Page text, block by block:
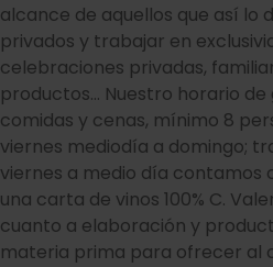
alcance de aquellos que así lo
privados y trabajar en
celebraciones privadas,
productos… Nuestro horario
comidas y cenas, mínimo 8
viernes mediodía a domingo;
viernes a medio día contamos
una carta de vinos 100% C.
cuanto a elaboración y
materia prima para ofrecer al